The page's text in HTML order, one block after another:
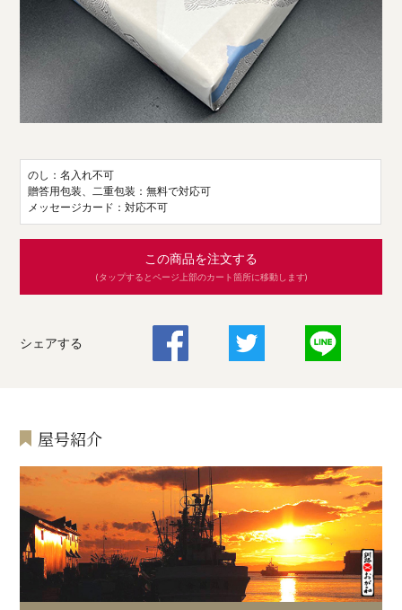
のし：名入れ不可
贈答用包装、二重包装：無料で対応可
メッセージカード：対応不可
この商品を注文する
(タップするとページ上部のカート箇所に移動します)
シェアする
屋号紹介